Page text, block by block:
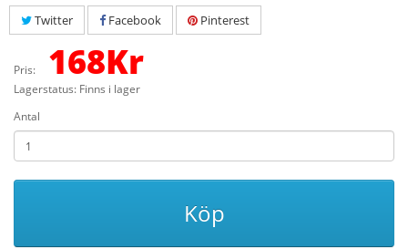
Twitter Facebook Pinterest
Pris: 168Kr
Lagerstatus: Finns i lager
Antal
Köp